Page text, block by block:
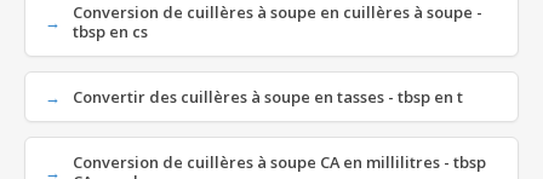
Conversion de cuillères à soupe en cuillères à soupe -
tbsp en cs
Convertir des cuillères à soupe en tasses - tbsp en t
Conversion de cuillères à soupe CA en millilitres - tbsp